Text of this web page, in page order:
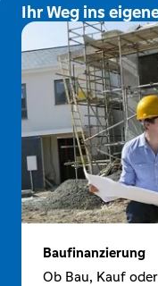
Ihr Weg ins
Baufinanzierung
Ob Bau, Kauf